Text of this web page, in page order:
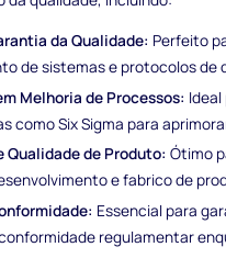
da Qualidade: Perfeito
de sistemas e protocolos de
Melhoria de Processos:
como Six Sigma para
Qualidade de Produto: Ótimo
e fabrico de
Essencial para
regulamentar